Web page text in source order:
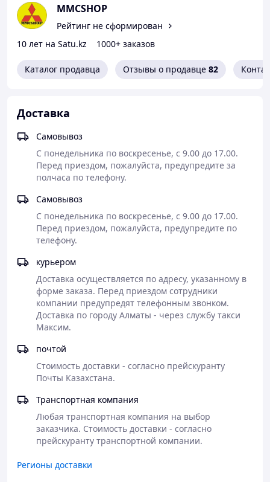
Cайт Mmcshop.kz
MMCSHOP
Рейтинг не сформирован
10 лет на Satu.kz
1000+ заказов
Каталог продавца Отзывы о продавце 82
Доставка
Самовывоз
С понедельника по воскресенье, с 9.00 до 17.00.
Перед приездом, пожалуйста, предупредите за
полчаса по телефону.
Самовывоз
С понедельника по воскресенье, с 9.00 до 17.00.
Перед приездом, пожалуйста, предупредите по
телефону.
курьером
Доставка осуществляется по адресу, указанному в
форме заказа. Перед приездом сотрудники
компании предупредят телефонным звонком.
Доставка по городу Алматы - через службу такси
Максим.
почтой
Стоимость доставки - согласно прейскуранту
Почты Казахстана.
Транспортная компания
Любая транспортная компания на выбор
заказчика. Стоимость доставки - согласно
прейскуранту транспортной компании.
Регионы доставки